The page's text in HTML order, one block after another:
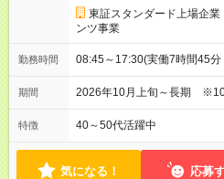
東証スタンダード上場企
ンツ事業
勤務時間 08:45～17:30(実働7時間45
期間 2026年10月上旬～長期 ※10
特徴 40～50代活躍中
気になる！ 応募